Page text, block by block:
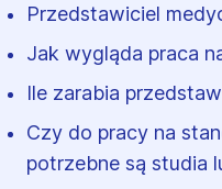
Przedstawiciel
Jak wygląda praca
Ile zarabia
Czy do pracy na
potrzebne są studia